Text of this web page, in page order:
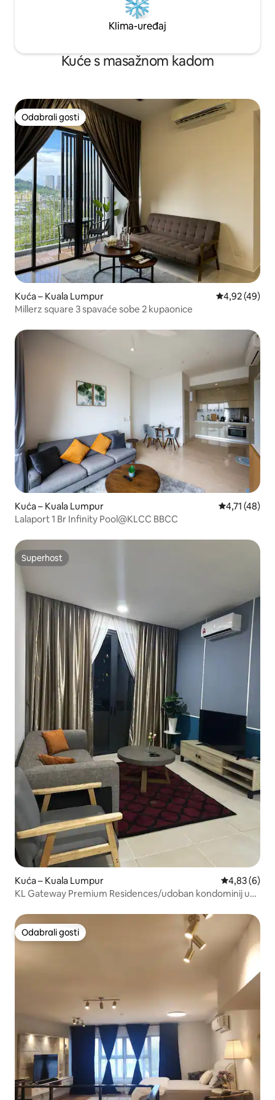
Klima-uređaj
Kuće s masažnom kadom
Odabrali gosti
Odabrali gosti
Kuća – Kuala Lumpur Prosječna
4,92 (49)
Millerz square 3 spavaće sobe 2 kupaonice
Kuća – Kuala Lumpur Prosječna
4,71 (48)
Lalaport 1 Br Infinity Pool@KLCC BBCC
Superhost
Superhost
Kuća – Kuala Lumpur Prosječna
4,83 (6)
KL Gateway Premium Residences/udoban kondominij u
Odabrali gosti
Odabrali gosti